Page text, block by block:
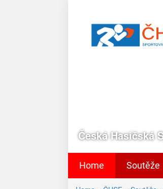
Česká Hasičská
Home Soutěže